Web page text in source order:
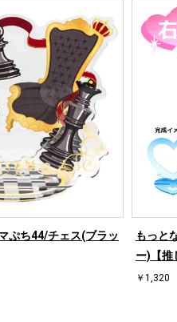
ぷち44/チェス(ブラッ
もっと
ー)【推
￥1,320